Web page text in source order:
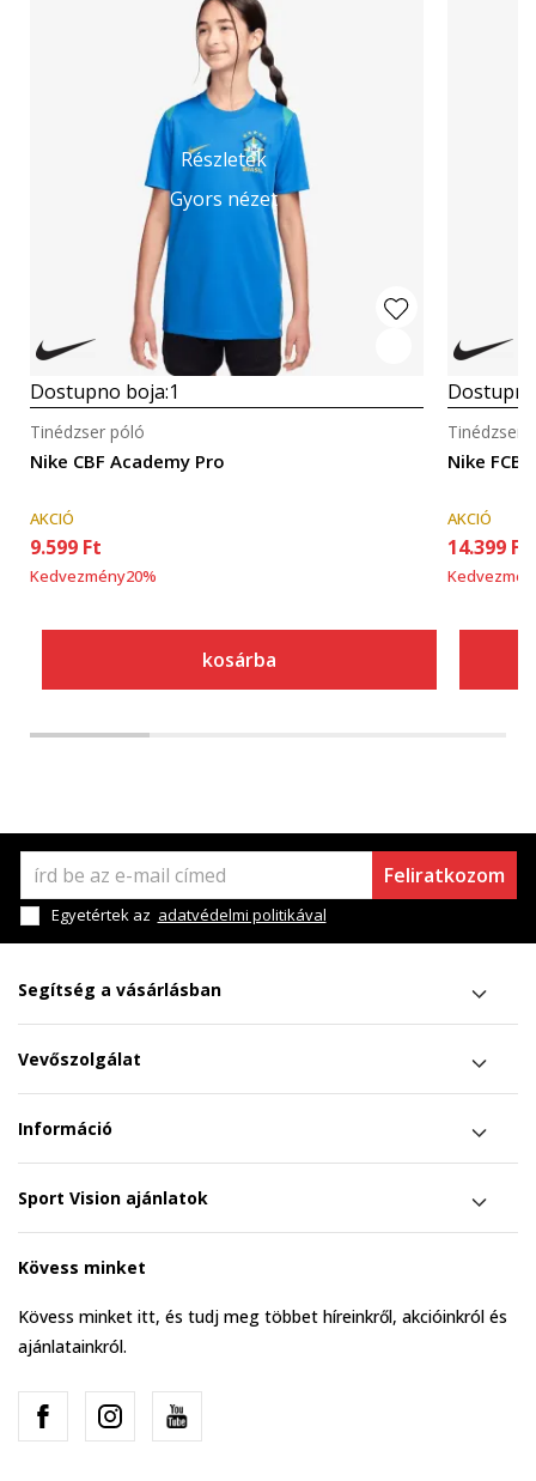
Részletek
Gyors nézet
Dostupno boja:1
Nike CBF Academy Pro
Tinédzser póló
AKCIÓ
9.599 Ft
Kedvezmény20%
kosárba
Nike FCB
Tinédzser
AKCIÓ
14.399 Ft
Feliratkozom
Egyetértek az adatvédelmi politikával
Segítség a vásárlásban
Vevőszolgálat
Információ
Sport Vision ajánlatok
Kövess minket
Kövess minket itt, és tudj meg többet híreinkről, akcióinkról és
ajánlatainkról.